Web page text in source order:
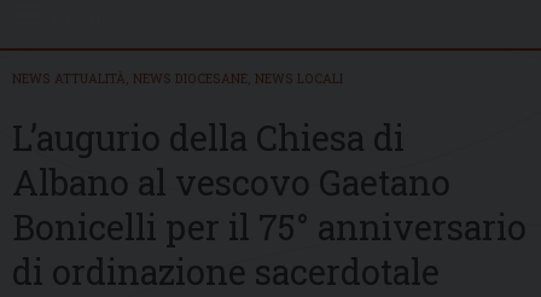
NEWS ATTUALITÀ NEWS DIOCESANE NEWS LOCALI
L’augurio della Chiesa di
Albano al vescovo Gaetano
Bonicelli per il 75° anniversario
di ordinazione sacerdotale